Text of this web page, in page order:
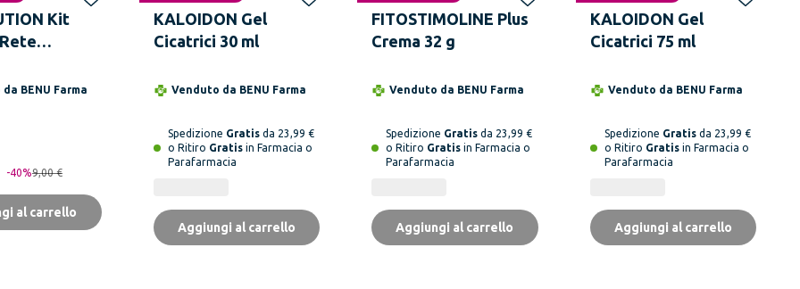
Kit
da BENU Farma
-40%9,00 €
al carrello
KALOIDON Gel
Cicatrici 30 ml
Venduto da BENU Farma
Spedizione Gratisda 23,99 €
o Ritiro Gratisin Farmacia o
Parafarmacia
Aggiungi al carrello
FITOSTIMOLINE Plus
Crema 32 g
Venduto da BENU Farma
Spedizione Gratis da 23,99 €
o Ritiro Gratis in Farmacia o
Parafarmacia
Aggiungi al carrello
KALOIDON Gel
Cicatrici 75 ml
Venduto da BENU Farma
Spedizione Gratisda 23,99 €
o Ritiro Gratisin Farmacia o
Parafarmacia
Aggiungi al carrello